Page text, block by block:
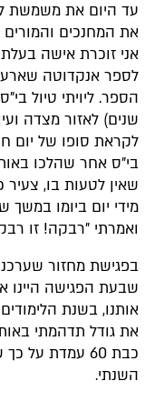
עד היום את משמשת
את המחנכים והמורים
אני זוכרת אישה בעלת
שנים) לאזור מצדה
לקראת סופו של יום
בי"ס אחר שהלכו
שאין לטעות בו, צעיר
מידי יום ביומו
ואמרתי "רבקה! זו
בפגישת מחזור
אותנו, בשנת
את גודל תדהמתי
כבת 60 עמדת
השנתי.